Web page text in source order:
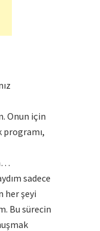
Onun için
programı,
sadece
her şeyi
Bu sürecin